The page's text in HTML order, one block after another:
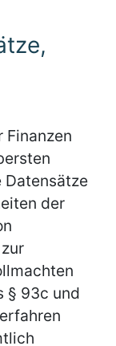
Finanzen
Datensätze
der
§ 93c und